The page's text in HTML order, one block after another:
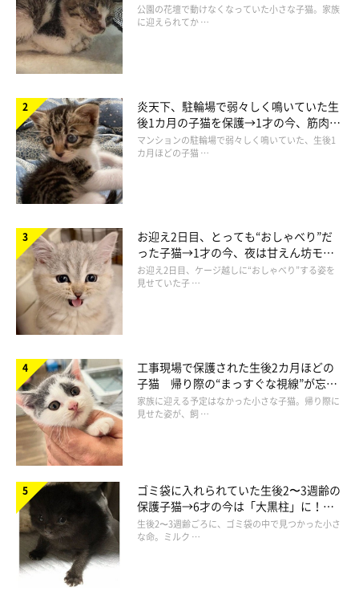
@totomaru_hanmi
最終的に机に上がって食べようとするけれど、やっぱり飼い主さ
んの鉄壁のブロックに遮られるととまるくんなのでした。残念！
ととまるくんの「暴走」っぷりに、Twitterユーザーさんからは
「本能で美味しいものだって分かるんですかね（笑）」「めちゃ
し」などのコメントが寄せられています。
初めてマグロを見た子猫が興奮しすぎでかわいい
— ととまるはんみ (@totomaru_hanmi)July 29, 2022
と“姉妹”のような関係に
公園の花壇で動けなくなっていた小さな子猫。家族
に迎えられてか …
炎天下、駐輪場で弱々しく鳴いていた生
後1カ月の子猫を保護→1才の今、筋肉質
でツンデレなコに成長
マンションの駐輪場で弱々しく鳴いていた、生後1
カ月ほどの子猫 …
お迎え2日目、とっても“おしゃべり”だ
った子猫→1才の今、夜は甘えん坊モー
ドになるコに成長！
お迎え2日目、ケージ越しに“おしゃべり”する姿を
見せていた子 …
工事現場で保護された生後2カ月ほどの
子猫 帰り際の“まっすぐな視線”が忘れ
られず、家族の一員に
家族に迎える予定はなかった小さな子猫。帰り際に
見せた姿が、飼 …
ゴミ袋に入れられていた生後2〜3週齢の
保護子猫→6才の今は「大黒柱」に！
美しい黒猫に成長した姿にグッとくる
生後2〜3週齢ごろに、ゴミ袋の中で見つかった小さ
な命。ミルク …